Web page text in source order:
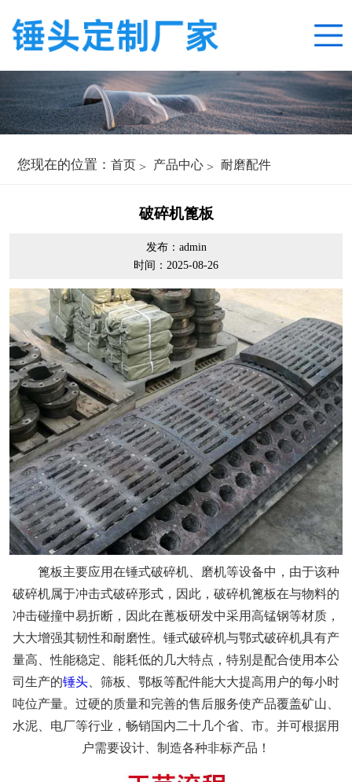
您现在的位置： 首页 产品中心 耐磨配件
破碎机篦板
发布：admin
时间：2025-08-26
篦板主要应用在锤式破碎机、磨机等设备中，由于该种
破碎机属于冲击式破碎形式，因此，破碎机篦板在与物料的
冲击碰撞中易折断，因此在蓖板研发中采用高锰钢等材质，
大大增强其韧性和耐磨性。锤式破碎机与鄂式破碎机具有产
量高、性能稳定、能耗低的几大特点，特别是配合使用本公
司生产的锤头 、筛板、鄂板等配件能大大提高用户的每小时
吨位产量。过硬的质量和完善的售后服务使产品覆盖矿山、
水泥、电厂等行业，畅销国内二十几个省、市。并可根据用
户需要设计、制造各种非标产品！